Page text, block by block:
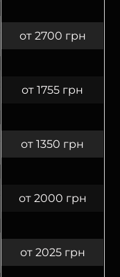
от 2700 грн
от 1755 грн
от 1350 грн
от 2000 грн
от 2025 грн